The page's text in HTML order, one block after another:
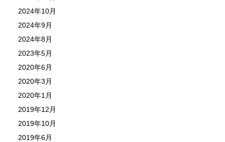
2024年10月
2024年9月
2024年8月
2023年5月
2020年6月
2020年3月
2020年1月
2019年12月
2019年10月
2019年6月